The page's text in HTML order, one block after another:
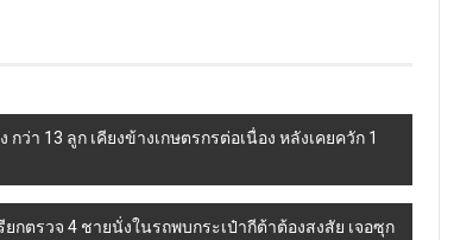
า 13 ลูก เคียงข้างเกษตรกรต่อเนื่อง หลังเคยควัก 1
กตรวจ 4 ชายนั่งในรถพบกระเป๋ากีต้าต้องสงสัย เจอซุก